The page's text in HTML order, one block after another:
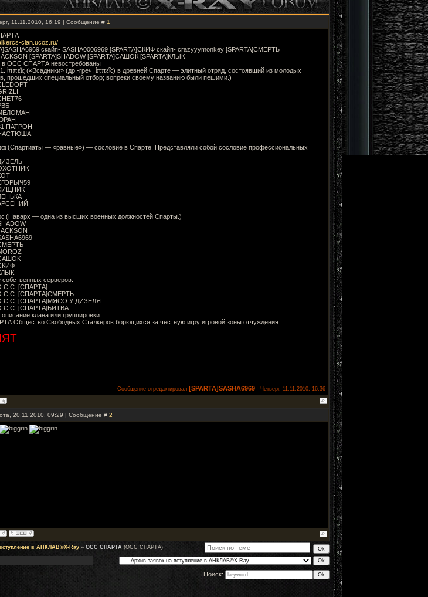
11.11.2010, 16:19 | Сообщение # 1
clan.ucoz.ru/
скайп- SASHA0006969 [SPARTA]СКИФ скайп- crazyyymonkey [SPARTA]СМЕРТЬ
[SPARTA]SHADOW [SPARTA]САШОК [SPARTA]КЛЫК
ОСС СПАРТА невостребованы
ἱππεῖς («Всадники» (др.-греч. ἱππεῖς) в древней Спарте — элитный отряд, состоявший из молодых
прошедших специальный отбор; вопреки своему названию были пешими.)
ПАТРОН
(Спартиаты — «равные») — сословие в Спарте. Представляли собой сословие профессиональных
(Наварх — одна из высших военных должностей Спарты.)
серверов.
[СПАРТА]
[СПАРТА]СМЕРТЬ
[СПАРТА]МЯСО У ДИЗЕЛЯ
[СПАРТА]БИТВА
описание клана или группировки.
Общество Свободных Сталкеров борющихся за честную игру игровой зоны отчуждения
Сообщение отредактировал [SPARTA]SASHA6969 - Четверг, 11.11.2010, 16:36
20.11.2010, 09:29 | Сообщение # 2
в АНКЛАВ©X-Ray » ОСС СПАРТА (ОСС СПАРТА)
Поиск: